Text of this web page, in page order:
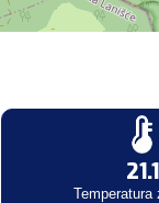
21.1
Temperatura